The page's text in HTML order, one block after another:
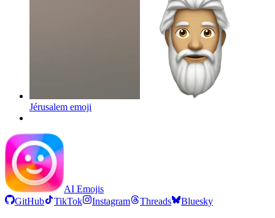
Jérusalem emoji
AI Emojis
GitHub
TikTok Instagram Threads Bluesky